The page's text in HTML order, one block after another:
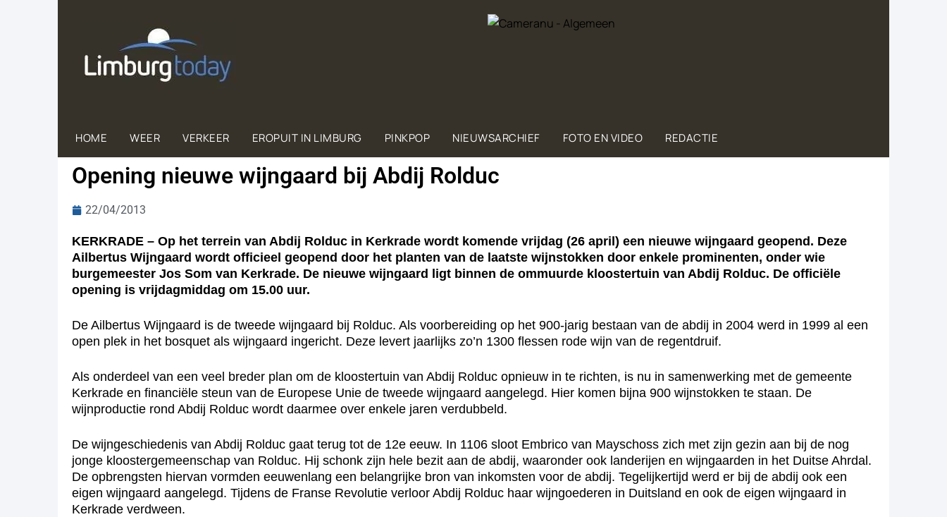
HOME WEER VERKEER EROPUIT IN LIMBURG PINKPOP NIEUWSARCHIEF FOTO EN VIDEO REDACTIE
Opening nieuwe wijngaard bij Abdij Rolduc
22/04/2013
KERKRADE – Op het terrein van Abdij Rolduc in Kerkrade wordt komende vrijdag (26 april) een nieuwe wijngaard geopend. Deze
Ailbertus Wijngaard wordt officieel geopend door het planten van de laatste wijnstokken door enkele prominenten, onder wie
burgemeester Jos Som van Kerkrade. De nieuwe wijngaard ligt binnen de ommuurde kloostertuin van Abdij Rolduc. De officiële
opening is vrijdagmiddag om 15.00 uur.
De Ailbertus Wijngaard is de tweede wijngaard bij Rolduc. Als voorbereiding op het 900-jarig bestaan van de abdij in 2004 werd in 1999 al een
open plek in het bosquet als wijngaard ingericht. Deze levert jaarlijks zo’n 1300 flessen rode wijn van de regentdruif.
Als onderdeel van een veel breder plan om de kloostertuin van Abdij Rolduc opnieuw in te richten, is nu in samenwerking met de gemeente
Kerkrade en financiële steun van de Europese Unie de tweede wijngaard aangelegd. Hier komen bijna 900 wijnstokken te staan. De
wijnproductie rond Abdij Rolduc wordt daarmee over enkele jaren verdubbeld.
De wijngeschiedenis van Abdij Rolduc gaat terug tot de 12e eeuw. In 1106 sloot Embrico van Mayschoss zich met zijn gezin aan bij de nog
jonge kloostergemeenschap van Rolduc. Hij schonk zijn hele bezit aan de abdij, waaronder ook landerijen en wijngaarden in het Duitse Ahrdal.
De opbrengsten hiervan vormden eeuwenlang een belangrijke bron van inkomsten voor de abdij. Tegelijkertijd werd er bij de abdij ook een
eigen wijngaard aangelegd. Tijdens de Franse Revolutie verloor Abdij Rolduc haar wijngoederen in Duitsland en ook de eigen wijngaard in
Kerkrade verdween.